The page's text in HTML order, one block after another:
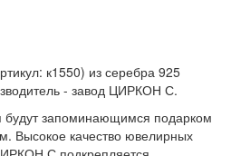
к1550) из серебра 925
- завод ЦИРКОН С.
запоминающимся подарком
Высокое качество ювелирных